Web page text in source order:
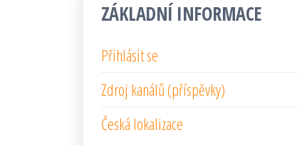
ZÁKLADNÍ INFORMACE
Přihlásit se
Zdroj kanálů (příspěvky)
Česká lokalizace